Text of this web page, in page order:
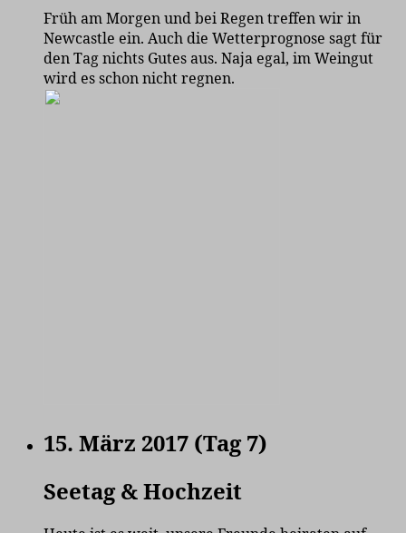
Früh am Morgen und bei Regen treffen wir in
Newcastle ein. Auch die Wetterprognose sagt für
den Tag nichts Gutes aus. Naja egal, im Weingut
wird es schon nicht regnen.
15. März 2017 (Tag 7)
Seetag & Hochzeit